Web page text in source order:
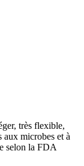
très flexible,
aux microbes et à
selon la FDA